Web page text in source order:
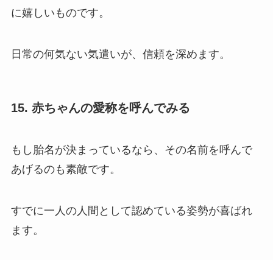
に嬉しいものです。
日常の何気ない気遣いが、信頼を深めます。
15. 赤ちゃんの愛称を呼んでみる
もし胎名が決まっているなら、その名前を呼んで
あげるのも素敵です。
すでに一人の人間として認めている姿勢が喜ばれ
ます。